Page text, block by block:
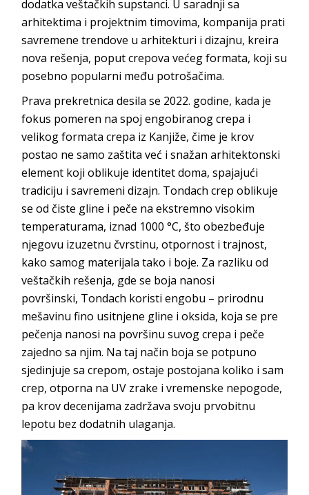
dodatka veštačkih supstanci. U saradnji sa
arhitektima i projektnim timovima, kompanija prati
savremene trendove u arhitekturi i dizajnu, kreira
nova rešenja, poput crepova većeg formata, koji su
posebno popularni među potrošačima.
Prava prekretnica desila se 2022. godine, kada je
fokus pomeren na spoj engobiranog crepa i
velikog formata crepa iz Kanjiže, čime je krov
postao ne samo zaštita već i snažan arhitektonski
element koji oblikuje identitet doma, spajajući
tradiciju i savremeni dizajn. Tondach crep oblikuje
se od čiste gline i peče na ekstremno visokim
temperaturama, iznad 1000 °C, što obezbeđuje
njegovu izuzetnu čvrstinu, otpornost i trajnost,
kako samog materijala tako i boje. Za razliku od
veštačkih rešenja, gde se boja nanosi
površinski, Tondach koristi engobu – prirodnu
mešavinu fino usitnjene gline i oksida, koja se pre
pečenja nanosi na površinu suvog crepa i peče
zajedno sa njim. Na taj način boja se potpuno
sjedinjuje sa crepom, ostaje postojana koliko i sam
crep, otporna na UV zrake i vremenske nepogode,
pa krov decenijama zadržava svoju prvobitnu
lepotu bez dodatnih ulaganja.